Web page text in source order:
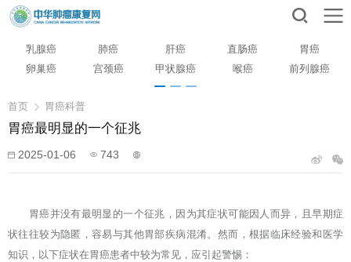
乳腺癌 肺癌 肝癌 直肠癌
胃癌
卵巢癌
宫颈癌 甲状腺癌 喉癌 前列腺癌
首页 胃癌科普
胃癌最明显的一个征兆
2025-01-06 743
胃癌并没有最明显的一个征兆，因为其症状可能因人而异，且早期症
状往往较为隐匿，容易与其他胃部疾病混淆。然而，根据临床经验和医学
知识，以下症状在胃癌患者中较为常见，应引起警惕：